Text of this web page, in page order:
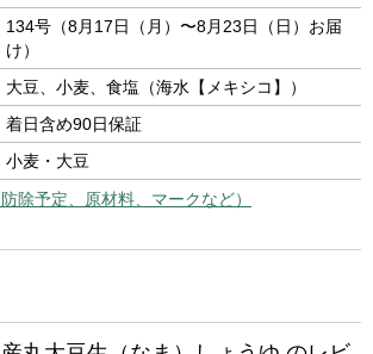
134号（8月17日（月）〜8月23日（日）お届
け）
大豆、小麦、食塩（海水【メキシコ】）
着日含め90日保証
小麦・大豆
除予定、原材料、マークなど）